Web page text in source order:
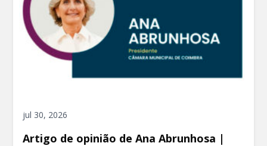
jul 30, 2026
Artigo de opinião de Ana Abrunhosa |